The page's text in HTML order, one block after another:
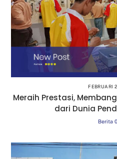
FEBRUARI
Meraih Prestasi,
dari Dunia
Berita 0